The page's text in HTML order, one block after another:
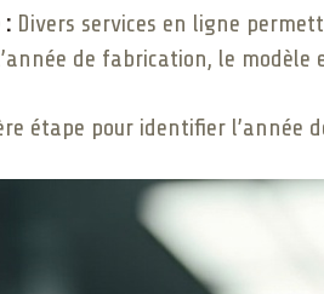
: Divers services en ligne
de fabrication, le
étape pour identifier l’année